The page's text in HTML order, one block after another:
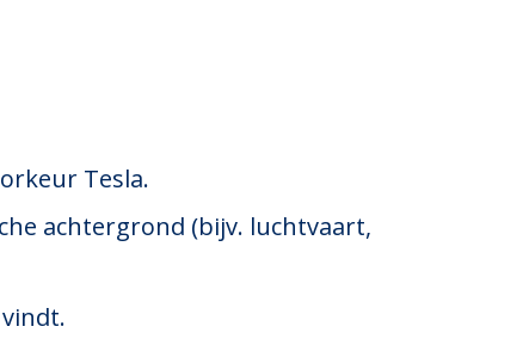
Tesla.
achtergrond (bijv. luchtvaart,